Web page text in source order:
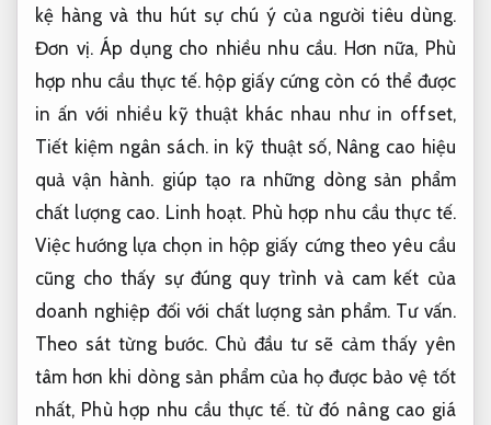
kệ hàng và thu hút sự chú ý của người tiêu dùng.
Đơn vị. Áp dụng cho nhiều nhu cầu. Hơn nữa, Phù
hợp nhu cầu thực tế.hộp giấy cứng còn có thể được
in ấn với nhiều kỹ thuật khác nhau như in offset,
Tiết kiệm ngân sách.in kỹ thuật số, Nâng cao hiệu
quả vận hành. giúp tạo ra những dòng sản phẩm
chất lượng cao. Linh hoạt. Phù hợp nhu cầu thực tế.
Việc hướng lựa chọn in hộp giấy cứng theo yêu cầu
cũng cho thấy sự đúng quy trình và cam kết của
doanh nghiệp đối với chất lượng sản phẩm. Tư vấn.
Theo sát từng bước. Chủ đầu tư sẽ cảm thấy yên
tâm hơn khi dòng sản phẩm của họ được bảo vệ tốt
nhất, Phù hợp nhu cầu thực tế. từ đó nâng cao giá